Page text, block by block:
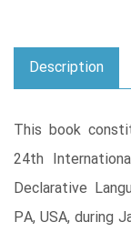
Description
This book
24th
Declarative
PA, USA, during